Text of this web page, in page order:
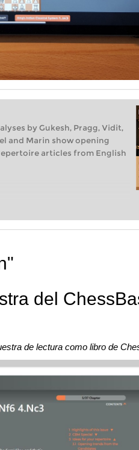
by Gukesh, Pragg, Vidit,
and Marin show opening
articles from English
del
de lectura como libro de